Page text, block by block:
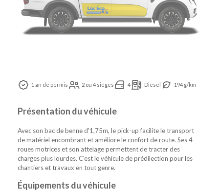
1 an de permis 2 ou 4 sièges 4 Diesel 194 g/km
Présentation du véhicule
Avec son bac de benne d'1,75m, le pick-up facilite le transport
de matériel encombrant et améliore le confort de route. Ses 4
roues motrices et son attelage permettent de tracter des
charges plus lourdes. C'est le véhicule de prédilection pour les
chantiers et travaux en tout genre.
Équipements du véhicule